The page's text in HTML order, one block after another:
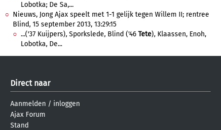
Lobotka; De Sa,...
Nieuws, Jong Ajax speelt met 1-1 gelijk tegen Willem II; rentree
Blind, 15 september 2013, 13:29:15
...('37 Kuijpers), Sporkslede, Blind ('46 Tete), Klaassen, Enoh,
Lobotka, De...
Direct naar
Aanmelden / inloggen
Ajax Forum
Stand